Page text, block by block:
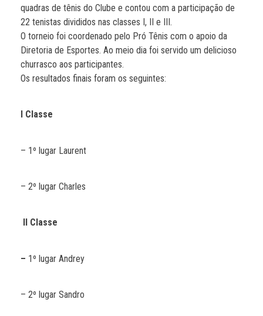
quadras de tênis do Clube e contou com a participação de
22 tenistas divididos nas classes I, II e III.
O torneio foi coordenado pelo Pró Tênis com o apoio da
Diretoria de Esportes. Ao meio dia foi servido um delicioso
churrasco aos participantes.
Os resultados finais foram os seguintes:
I Classe
– 1º lugar Laurent
– 2º lugar Charles
II Classe
– 1º lugar Andrey
– 2º lugar Sandro